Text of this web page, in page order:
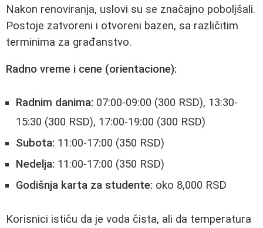
Nakon renoviranja, uslovi su se značajno poboljšali.
Postoje zatvoreni i otvoreni bazen, sa različitim
terminima za građanstvo.
Radno vreme i cene (orientacione):
Radnim danima: 07:00-09:00 (300 RSD), 13:30-
15:30 (300 RSD), 17:00-19:00 (300 RSD)
Subota: 11:00-17:00 (350 RSD)
Nedelja: 11:00-17:00 (350 RSD)
Godišnja karta za studente: oko 8,000 RSD
Korisnici ističu da je voda čista, ali da temperatura